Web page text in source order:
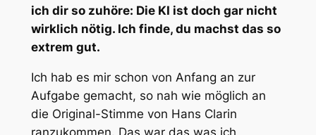
ich dir so zuhöre: Die KI ist doch gar nicht
wirklich nötig. Ich finde, du machst das so
extrem gut.
Ich hab es mir schon von Anfang an zur
Aufgabe gemacht, so nah wie möglich an
die Original-Stimme von Hans Clarin
ranzukommen. Das war das was ich